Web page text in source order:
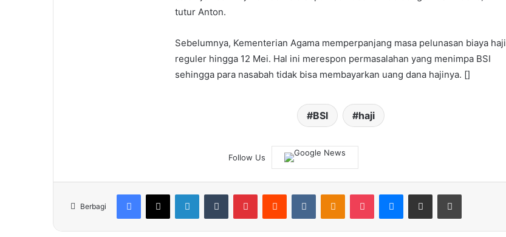
tutur Anton.
Sebelumnya, Kementerian Agama memperpanjang masa pelunasan biaya haji
reguler hingga 12 Mei. Hal ini merespon permasalahan yang menimpa BSI
sehingga para nasabah tidak bisa membayarkan uang dana hajinya. []
BSI haji
Follow Us
Berbagi
Facebook
X LinkedInTumblr PinterestReddit VKontakteOdnoklassniki
Pocket Messenger
Share via Email Print